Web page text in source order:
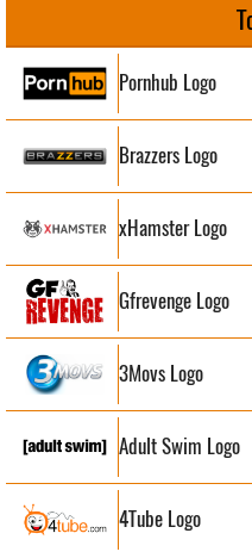
Pornhub Logo
Brazzers Logo
xHamster Logo
Gfrevenge Logo
3Movs Logo
Adult Swim Logo
4Tube Logo